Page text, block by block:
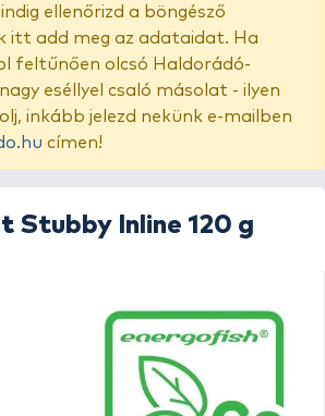
ellenőrizd a böngésző
itt add meg az adataidat. Ha
feltűnően olcsó Haldorádó-
eséllyel csaló másolat - ilyen
inkább jelezd nekünk e-mailben
címen!
Stubby Inline 120 g